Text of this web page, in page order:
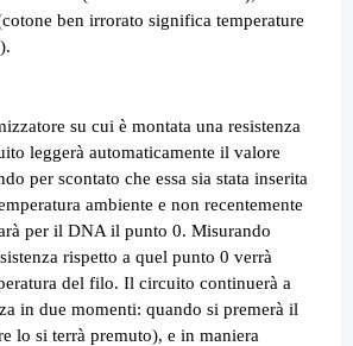
ben irrorato significa temperature
su cui è montata una resistenza
leggerà automaticamente il valore
per scontato che essa sia stata inserita
ambiente e non recentemente
per il DNA il punto 0. Misurando
rispetto a quel punto 0 verrà
del filo. Il circuito continuerà a
in due momenti: quando si premerà il
lo si terrà premuto), e in maniera